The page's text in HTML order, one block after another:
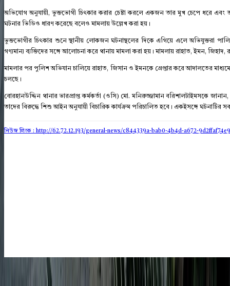
অভিযোগ অনুযায়ী, ভুক্তভোগী চিৎকার করার চেষ্টা করলে একজন তার মুখ চেপে ধরে এবং
ঘটনার ভিডিও ধারণ করেছে বলেও মামলায় উল্লেখ করা হয়।
ভুক্তভোগীর চিৎকার শুনে স্থানীয় লোকজন ঘটনাস্থলের দিকে এগিয়ে এলে অভিযুক্তরা
গণ্যমান্য ব্যক্তিদের সঙ্গে আলোচনা করে থানায় মামলা করা হয়। মামলায় রাহাত, ইমন,
মামলার পর পুলিশ অভিযান চালিয়ে রাহাত, জিসান ও ইমনকে গ্রেপ্তার করে আদালতের
চলছে।
বোরহানউদ্দিন থানার ভারপ্রাপ্ত কর্মকর্তা (ওসি) মো. মনিরুজ্জামান বরিশালটাইমসকে
তাদের বিরুদ্ধে শিশু আইন অনুযায়ী বিচারিক কার্যক্রম পরিচালিত হবে। একইসঙ্গে ঘটনাটির
নিউজ লিংক : http://62.72.12.193/general-news/c844339a-bab0-4b4d-a672-